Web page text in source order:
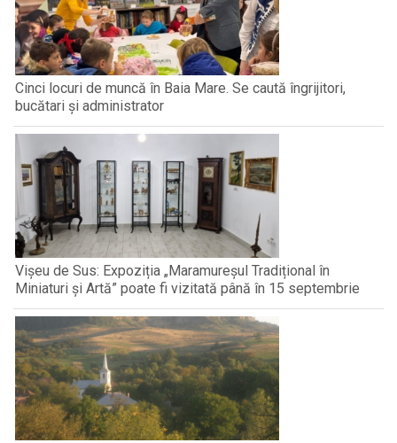
Cinci locuri de muncă în Baia Mare. Se caută îngrijitori,
bucătari și administrator
Vișeu de Sus: Expoziția „Maramureșul Tradițional în
Miniaturi și Artă” poate fi vizitată până în 15 septembrie